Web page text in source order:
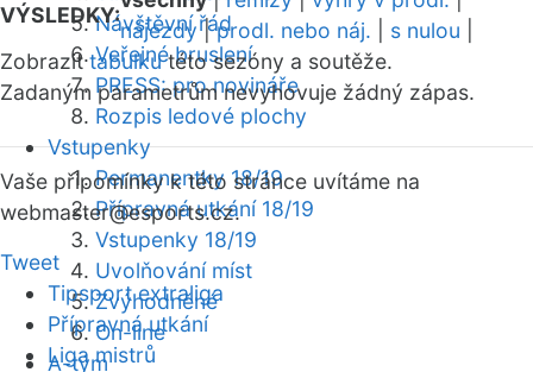
Návštěvní řád
Veřejné bruslení
PRESS: pro novináře
Rozpis ledové plochy
Vstupenky
Permanentky 18/19
Přípravná utkání 18/19
Vstupenky 18/19
Uvolňování míst
Zvýhodněné
On-line
A-tým
VÝSLEDKY:
nájezdy|prodl. nebo náj. s nulou
Zobrazittabulkutéto sezóny a soutěže.
Zadaným parametrům nevyhovuje žádný zápas.
Vaše připomínky k této stránce uvítáme na
webmaster@esports.cz.
Tweet
Tipsport extraliga
Přípravná utkání
Liga mistrů